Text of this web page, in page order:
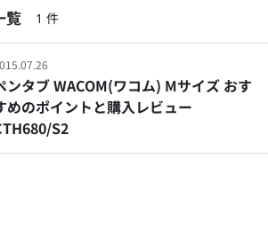
覧 1 件
ンタブ WACOM(ワコム) Mサイズ おす
めのポイントと購入レビュー
S2